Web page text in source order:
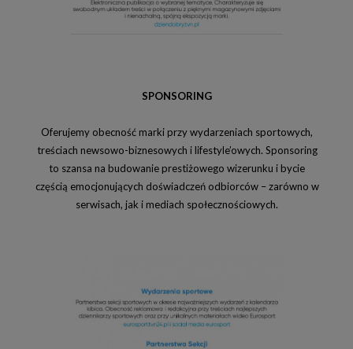
SPONSORING
Oferujemy obecność marki przy wydarzeniach sportowych,
treściach newsowo-biznesowych i lifestyle’owych. Sponsoring
to szansa na budowanie prestiżowego wizerunku i bycie
częścią emocjonujących doświadczeń odbiorców – zarówno w
serwisach, jak i mediach społecznościowych.